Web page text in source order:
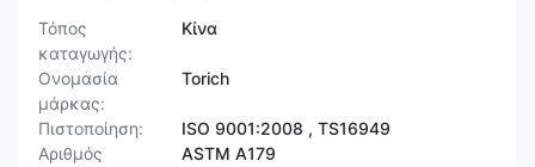
Τόπος
καταγωγής:
Κίνα
Ονομασία
μάρκας:
Torich
Πιστοποίηση:
ISO 9001:2008 , TS16949
Αριθμός
ASTM A179